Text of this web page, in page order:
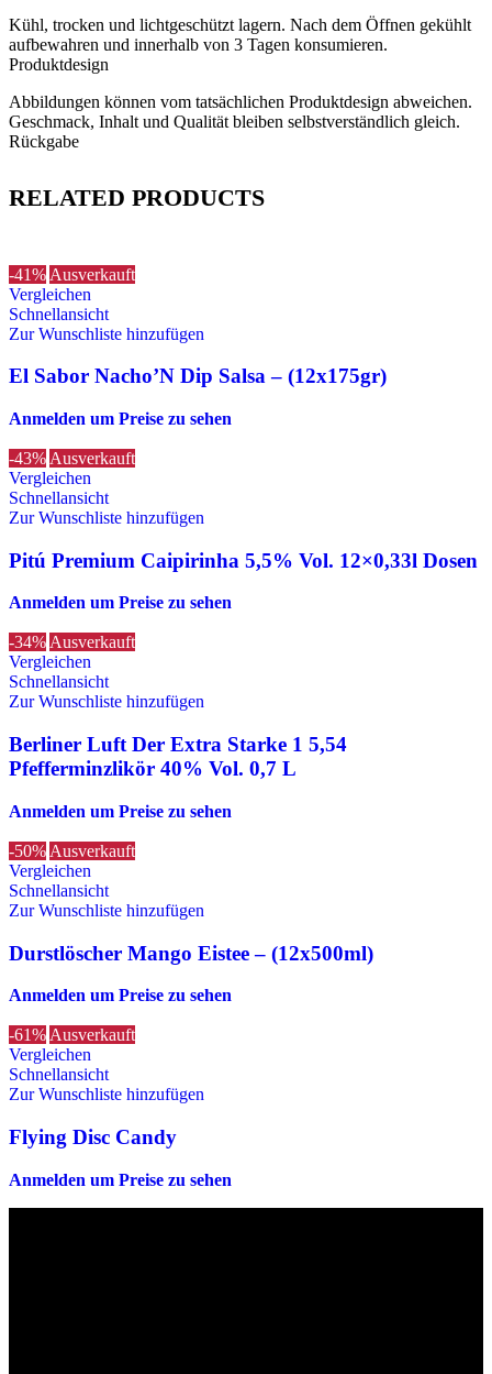
Kühl, trocken und lichtgeschützt lagern. Nach dem Öffnen gekühlt
aufbewahren und innerhalb von 3 Tagen konsumieren.
Produktdesign
Abbildungen können vom tatsächlichen Produktdesign abweichen.
Geschmack, Inhalt und Qualität bleiben selbstverständlich gleich.
Rückgabe
RELATED PRODUCTS
-41% Ausverkauft
Vergleichen
Schnellansicht
Zur Wunschliste hinzufügen
El Sabor Nacho’N Dip Salsa – (12x175gr)
Anmelden um Preise zu sehen
-43% Ausverkauft
Vergleichen
Schnellansicht
Zur Wunschliste hinzufügen
Pitú Premium Caipirinha 5,5% Vol. 12×0,33l Dosen
Anmelden um Preise zu sehen
-34%Ausverkauft
Vergleichen
Schnellansicht
Zur Wunschliste hinzufügen
Berliner Luft Der Extra Starke 1 5,54
Pfefferminzlikör 40% Vol. 0,7 L
Anmelden um Preise zu sehen
-50% Ausverkauft
Vergleichen
Schnellansicht
Zur Wunschliste hinzufügen
Durstlöscher Mango Eistee – (12x500ml)
Anmelden um Preise zu sehen
-61% Ausverkauft
Vergleichen
Schnellansicht
Zur Wunschliste hinzufügen
Flying Disc Candy
Anmelden um Preise zu sehen